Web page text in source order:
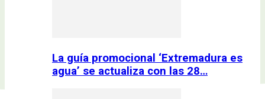
La guía promocional ‘Extremadura es
agua’ se actualiza con las 28…